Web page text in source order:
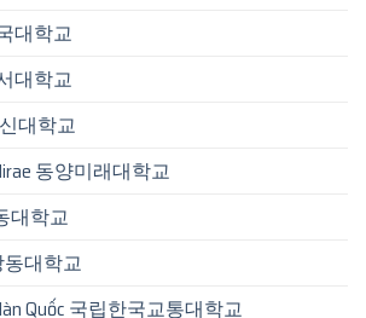
대학교
대학교
대학교
동양미래대학교
대학교
동대학교
Quốc 국립한국교통대학교